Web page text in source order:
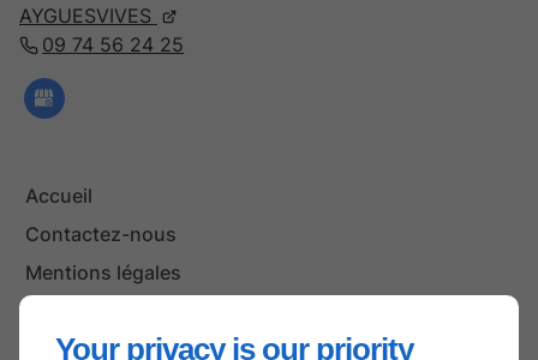
Your privacy is our priority
AYGUESVIVES
09 74 56 24 25
Accueil
Contactez-nous
Mentions légales